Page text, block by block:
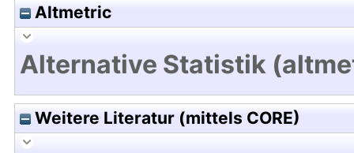
Altmetric
Alternative Statistik
Weitere Literatur (mittels CORE)